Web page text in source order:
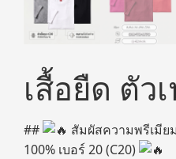
เสื้อยืด ตัว
##
สัมผัสความพรีเมีย
100% เบอร์ 20 (C20)